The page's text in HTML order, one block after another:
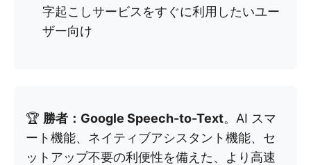
字起こしサービスをすぐに利用したいユー
ザー向け
🏆 勝者：Google Speech-to-Text。AI スマ
ート機能、ネイティブアシスタント機能、セ
ットアップ不要の利便性を備えた、より高速